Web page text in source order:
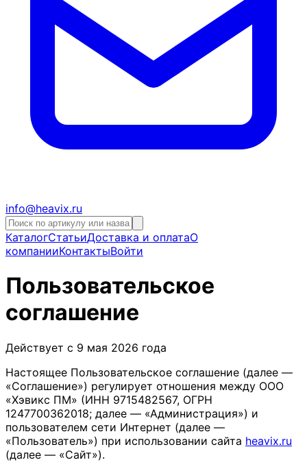
info@heavix.ru
КаталогСтатьиДоставка и оплатаО
компанииКонтактыВойти
Пользовательское
соглашение
Действует с 9 мая 2026 года
Настоящее Пользовательское соглашение (далее —
«Соглашение») регулирует отношения между ООО
«Хэвикс ПМ» (ИНН 9715482567, ОГРН
1247700362018; далее — «Администрация») и
пользователем сети Интернет (далее —
«Пользователь») при использовании сайта heavix.ru
(далее — «Сайт»).